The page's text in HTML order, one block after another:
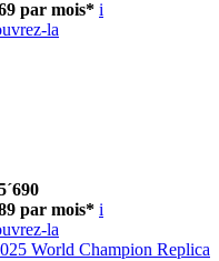
par mois* i
la
par mois* i
la
World Champion Replica